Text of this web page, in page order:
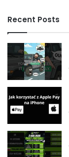
Recent Posts